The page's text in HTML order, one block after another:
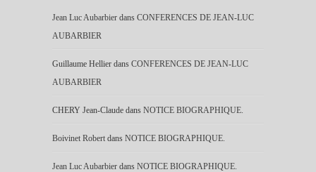
Jean Luc Aubarbier dans CONFERENCES DE JEAN-LUC
AUBARBIER
Guillaume Hellier dans CONFERENCES DE JEAN-LUC
AUBARBIER
CHERY Jean-Claude dans NOTICE BIOGRAPHIQUE.
Boivinet Robert dans NOTICE BIOGRAPHIQUE.
Jean Luc Aubarbier dans NOTICE BIOGRAPHIQUE.